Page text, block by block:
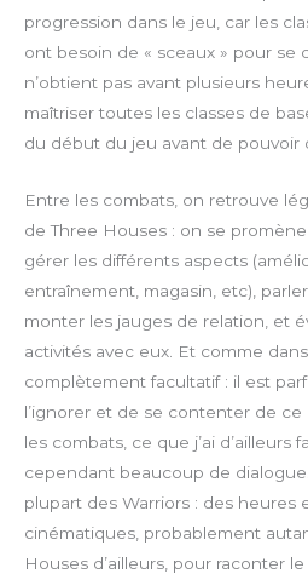
progression dans le jeu, car les
ont besoin de « sceaux » pour se
n’obtient pas avant plusieurs
maîtriser toutes les classes de
du début du jeu avant de pouvoir
Entre les combats, on retrouve
de Three Houses : on se
gérer les différents aspects
entraînement, magasin, etc),
monter les jauges de relation, et
activités avec eux. Et comme
complètement facultatif : il est
l’ignorer et de se contenter de
les combats, ce que j’ai d’ailleurs
cependant beaucoup de
plupart des Warriors : des heures
cinématiques, probablement
Houses d’ailleurs, pour raconter